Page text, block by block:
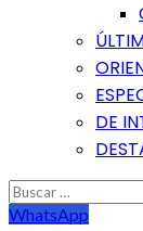
DE
Buscar:
WhatsApp